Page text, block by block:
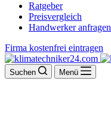
Ratgeber
Preisvergleich
Handwerker anfragen
Firma kostenfrei eintragen
Suchen Menü